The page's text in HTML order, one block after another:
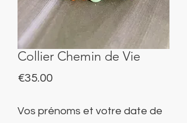
Collier Chemin de Vie
€35.00Price
Vos prénoms et votre date de